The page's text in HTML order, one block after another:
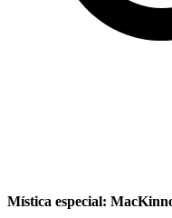
Mística especial: